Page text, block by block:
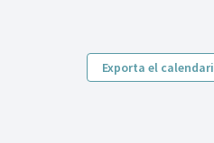
Exporta el calendari